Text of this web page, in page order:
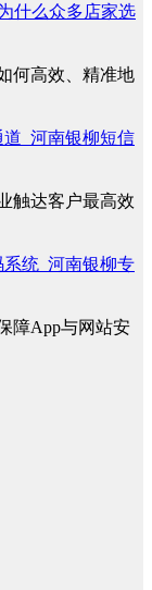
什么众多店家选
何高效、精准地
_河南银柳短信
触达客户最高效
统_河南银柳专
障App与网站安